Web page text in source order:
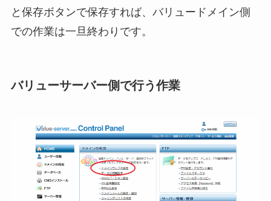
と保存ボタンで保存すれば、バリュードメイン側
での作業は一旦終わりです。
バリューサーバー側で行う作業